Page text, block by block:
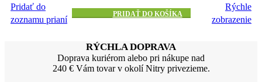
Pridať do
zoznamu prianí
PRIDAŤ DO KOŠÍKA
Rýchle
zobrazenie
RÝCHLA DOPRAVA
Doprava kuriérom alebo pri nákupe nad
240 € Vám tovar v okolí Nitry privezieme.